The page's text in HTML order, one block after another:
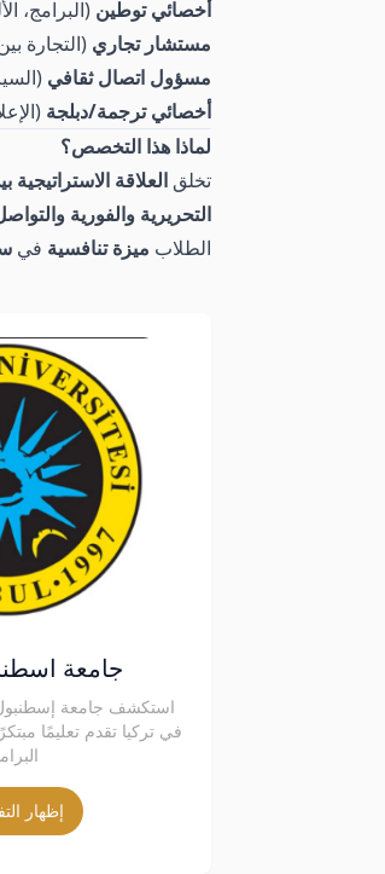
أخصائي توطين (البرامج،
مستشار تجاري (التجارة
مسؤول اتصال ثقافي
أخصائي ترجمة/دبلجة
لماذا هذا التخصص؟
تخلقالعلاقة الاستراتيجية
التحريرية والفورية
الطلاب ميزة تنافسية في
جامعة
استكشف جامعة
في تركيا تقدم تعليمًا
إظهار